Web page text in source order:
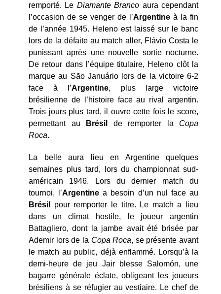
remporté. Le Diamante Branco aura cependant
l’occasion de se venger de l’Argentine à la fin
de l’année 1945. Heleno est laissé sur le banc
lors de la défaite au match aller, Flávio Costa le
punissant après une nouvelle sortie nocturne.
De retour dans l’équipe titulaire, Heleno clôt la
marque au São Januário lors de la victoire 6-2
face à l’Argentine, plus large victoire
brésilienne de l’histoire face au rival argentin.
Trois jours plus tard, il ouvre cette fois le score,
permettant au
Brésil de remporter la Copa
Roca.
La belle aura lieu en Argentine quelques
semaines plus tard, lors du championnat sud-
américain 1946. Lors du dernier match du
tournoi, l’Argentine a besoin d’un nul face au
Brésil
pour remporter le titre. Le match a lieu
dans un climat hostile, le joueur argentin
Battagliero, dont la jambe avait été brisée par
Ademir lors de la Copa Roca, se présente avant
le match au public, déjà enflammé. Lorsqu’à la
demi-heure de jeu Jair blesse Salomón, une
bagarre générale éclate, obligeant les joueurs
brésiliens à se réfugier au vestiaire. Le chef de